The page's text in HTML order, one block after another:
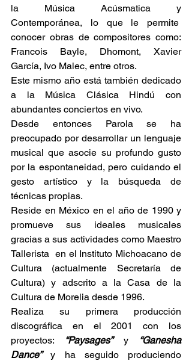
la Música Acúsmatica y
Contemporánea, lo que le permite
conocer obras de compositores como:
Francois Bayle, Dhomont, Xavier
García, Ivo Malec, entre otros.
Este mismo año está también dedicado
a la Música Clásica Hindú con
abundantes conciertos en vivo.
Desde entonces Parola se ha
preocupado por desarrollar un lenguaje
musical que asocie su profundo gusto
por la espontaneidad, pero cuidando el
gesto artístico y la búsqueda de
técnicas propias.
Reside en México en el año de 1990 y
promueve sus ideales musicales
gracias a sus actividades como Maestro
Tallerista  en el Instituto Michoacano de
Cultura (actualmente Secretaría de
Cultura) y adscrito a la Casa de la
Cultura de Morelia desde 1996.
Realiza su primera producción
discográfica en el 2001 con los
proyectos:
“Paysages” y
“Ganesha
Dance” y ha seguido produciendo